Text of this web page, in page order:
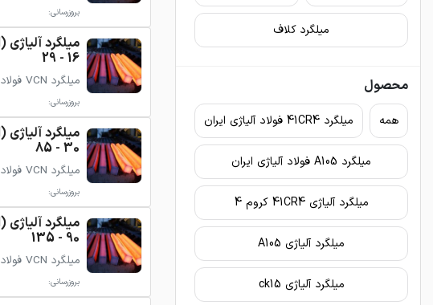
میلگرد کلاف
محصول
همه میلگرد 41CR4 فولاد آلیاژی ایران
میلگرد A105 فولاد آلیاژی ایران
میلگرد آلیاژی 41CR4 کروم 4
میلگرد آلیاژی A105
میلگرد آلیاژی ck15
بروزرسانی:
16 - 29
میلگرد VCN فولاد آلیاژی ایران
بروزرسانی:
30 - 85
میلگرد VCN فولاد آلیاژی ایران
بروزرسانی:
90 - 135
میلگرد VCN فولاد آلیاژی ایران
بروزرسانی: